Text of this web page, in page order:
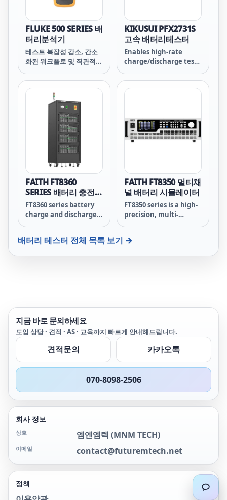
저항과 전지 전압을 고속,
고정밀도로 측정할 수 있습
니다. 2차 전지 제조 및 검
사 용도에 최적의 제품입니
다.
FLUKE 500 SERIES 배
터리분석기
테스트 복잡성 감소, 간소
화된 워크플로 및 직관적인
배터리 테스트의 사용 편의
성을 한 차원 높였습니다.
KIKUSUI PFX2731S
고속 배터리테스터
Enables high-rate
charge/discharge tests
enhanced rapid
charge/discharge
FAITH FT8360
SERIES 배터리 충전 &
방전 장비
FT8360 series battery
charge and discharge
and discharge test
performance test
evaluation, cycle life
verification, product
model selection and
other applications of
large-capacity lithium-
lithium-ion capacitors.
FAITH FT8350 멀티채
널 배터리 시뮬레이터
FT8350 series is a high-
precision, multi-
programmable battery
are up to 24 channels
in a device, and the
from each other, which
is convenient for serial
use of multiple
simulator supports
power supply
function, charging
sequence test, pulse
fault simulation (only A
series), which can not
test, but also meet the
배터리 테스터 전체 목록 보기 →
지금 바로 문의하세요
도입 상담 · 견적 · AS · 교육까지 빠르게 안내해드립니다.
견적문의 카카오톡
070-8098-2506
회사 정보
상호 엠엔엠텍 (MNM TECH)
이메일 contact@futuremtech.net
정책